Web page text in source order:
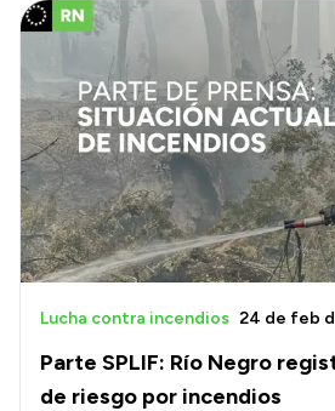
Parte SPLIF: Río Negro
de riesgo por incendios
Lucha contra incendios 24 de feb